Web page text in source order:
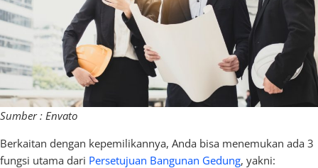
Sumber : Envato
Berkaitan dengan kepemilikannya, Anda bisa menemukan ada 3
fungsi utama dari Persetujuan Bangunan Gedung, yakni: